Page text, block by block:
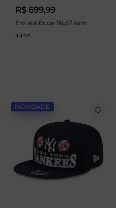
R$ 699,99
Em até 6x de 116,67 sem
juros
NOVIDADE